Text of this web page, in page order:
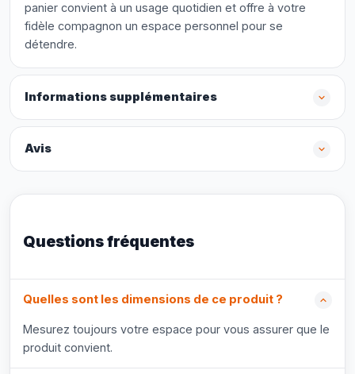
panier convient à un usage quotidien et offre à votre
fidèle compagnon un espace personnel pour se
détendre.
Informations supplémentaires
Avis
Questions fréquentes
Quelles sont les dimensions de ce produit ?
Mesurez toujours votre espace pour vous assurer que le
produit convient.